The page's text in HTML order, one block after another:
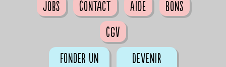
Jobs
Contact Aide
Bons
CGV
Fonder un
Devenir